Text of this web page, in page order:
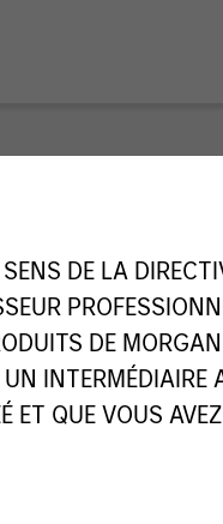
DE LA
DE
INTERMÉDIAIRE
QUE VOUS AVEZ